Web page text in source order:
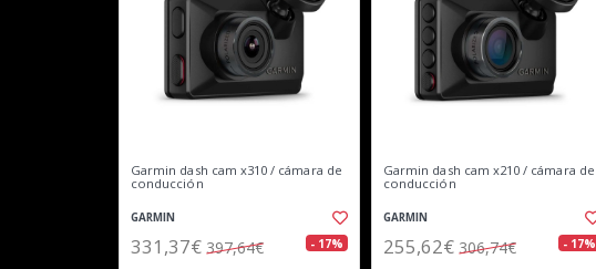
Garmin dash cam x310 / cámara de
conducción
GARMIN
331,37€ 397,64€ - 17%
Garmin dash cam x210 / cámara de
conducción
GARMIN
255,62€ 306,74€ - 17%